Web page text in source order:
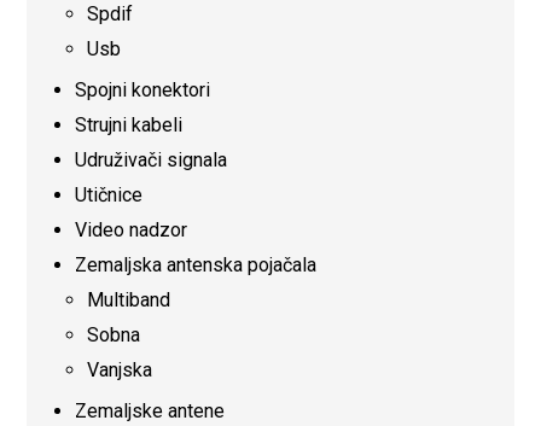
Spdif
Usb
Spojni konektori
Strujni kabeli
Udruživači signala
Utičnice
Video nadzor
Zemaljska antenska pojačala
Multiband
Sobna
Vanjska
Zemaljske antene